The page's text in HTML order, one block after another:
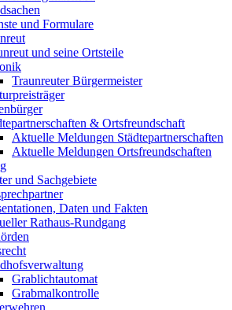
und Formulare
und seine Ortsteile
Traunreuter Bürgermeister
& Ortsfreundschaft
Aktuelle Meldungen Städtepartnerschaften
Aktuelle Meldungen Ortsfreundschaften
und Sachgebiete
Daten und Fakten
Rathaus-Rundgang
Grablichtautomat
Grabmalkontrolle